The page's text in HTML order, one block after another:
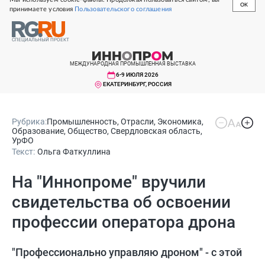
принимаете условия Пользовательского соглашения
OK
СПЕЦИАЛЬНЫЙ ПРОЕКТ
МЕЖДУНАРОДНАЯ ПРОМЫШЛЕННАЯ ВЫСТАВКА
6-9 ИЮЛЯ 2026
ЕКАТЕРИНБУРГ, РОССИЯ
Рубрика:Промышленность, Отрасли, Экономика,
Образование, Общество, Свердловская область,
УрФО
Текст: Ольга Фаткуллина
На "Иннопроме" вручили
свидетельства об освоении
профессии оператора дрона
"Профессионально управляю дроном" - с этой